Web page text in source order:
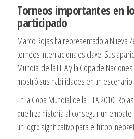
Torneos importantes en
participado
Marco Rojas ha representado a Nueva
torneos internacionales clave. Sus
Mundial de la FIFA y la Copa de
mostró sus habilidades en un escenario
En la Copa Mundial de la FIFA 2010,
que hizo historia al conseguir un
un logro significativo para el fútbol